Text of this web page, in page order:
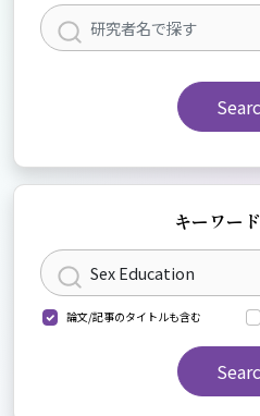
キーワー
論文/記事のタイトルも含む